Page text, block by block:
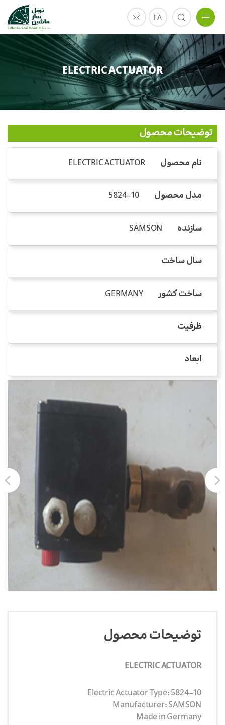
FA
ELECTRIC ACTUATOR
توضیحات محصول
نام محصول ELECTRIC ACTUATOR
مدل محصول 5824-10
سازنده SAMSON
سال ساخت
ساخت کشور GERMANY
ظرفیت
ابعاد
توضیحات محصول
ELECTRIC ACTUATOR
Electric Actuator Type: 5824-10
Manufacturer: SAMSON
Made in Germany